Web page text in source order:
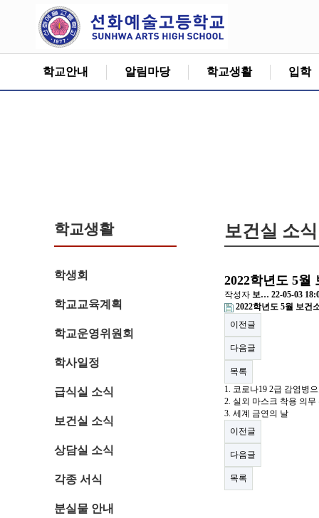
학교안내 알림마당 학교생활 입학
학교생활
학생회
학교교육계획
학교운영위원회
학사일정
급식실 소식
보건실 소식
상담실 소식
각종 서식
분실물 안내
보건실 소식
2022학년도 5월
작성자 보… 22-05-03
2022학년도 5월 보건
이전글
다음글
목록
1. 코로나19 2급 감염병
2. 실외 마스크 착용 의무
3. 세계 금연의 날
이전글
다음글
목록